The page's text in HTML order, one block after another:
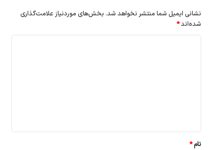
نشانی ایمیل شما منتشر نخواهد شد. بخش‌های موردنیاز علامت‌گذاری
شده‌اند*
*
نام*